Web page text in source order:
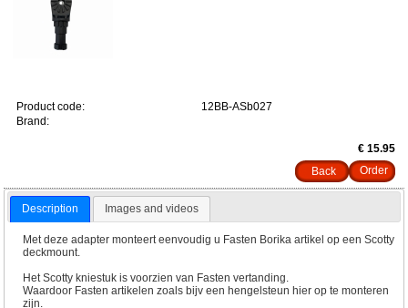
Product code:
12BB-ASb027
Brand:
€ 15.95
Back
Description Images and videos
Met deze adapter monteert eenvoudig u Fasten Borika artikel op een Scotty
deckmount.
Het Scotty kniestuk is voorzien van Fasten vertanding.
Waardoor Fasten artikelen zoals bijv een hengelsteun hier op te monteren
zijn.